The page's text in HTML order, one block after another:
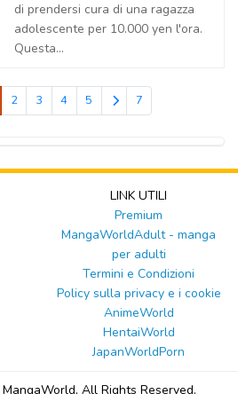
di prendersi cura di una ragazza
adolescente per 10.000 yen l'ora.
Questa...
2 3 4 5 7
LINK UTILI
Premium
MangaWorldAdult - manga
per adulti
Termini e Condizioni
Policy sulla privacy e i cookie
AnimeWorld
HentaiWorld
JapanWorldPorn
MangaWorld, All Rights Reserved.